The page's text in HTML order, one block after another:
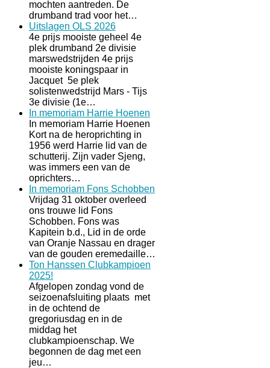
mochten aantreden. De
drumband trad voor het…
Uitslagen OLS 2026
4e prijs mooiste geheel 4e
plek drumband 2e divisie
marswedstrijden 4e prijs
mooiste koningspaar in
Jacquet 5e plek
solistenwedstrijd Mars - Tijs
3e divisie (1e…
In memoriam Harrie Hoenen
In memoriam Harrie Hoenen
Kort na de heroprichting in
1956 werd Harrie lid van de
schutterij. Zijn vader Sjeng,
was immers een van de
oprichters…
In memoriam Fons Schobben
Vrijdag 31 oktober overleed
ons trouwe lid Fons
Schobben. Fons was
Kapitein b.d., Lid in de orde
van Oranje Nassau en drager
van de gouden eremedaille…
Ton Hanssen Clubkampioen
2025!
Afgelopen zondag vond de
seizoenafsluiting plaats met
in de ochtend de
gregoriusdag en in de
middag het
clubkampioenschap. We
begonnen de dag met een
jeu…